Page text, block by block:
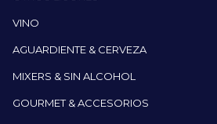
VINO
AGUARDIENTE & CERVEZA
MIXERS & SIN ALCOHOL
GOURMET & ACCESORIOS